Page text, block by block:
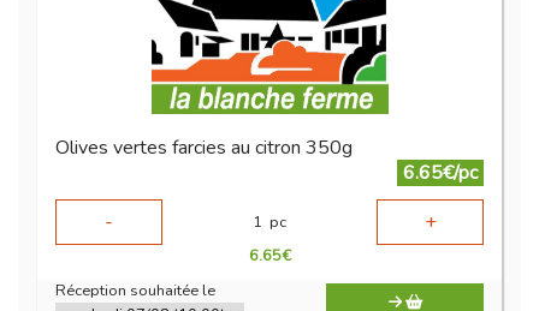
Olives vertes farcies au citron 350g
6.65€/pc
-
1 pc +
6.65€
Réception souhaitée le